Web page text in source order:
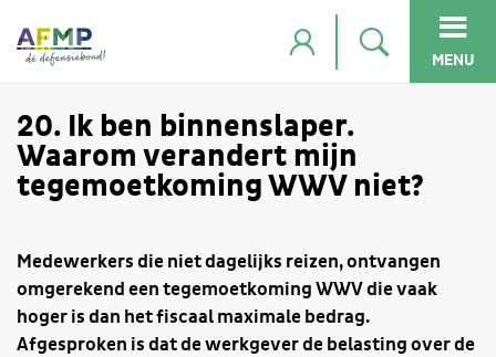
MENU
20. Ik ben binnenslaper.
Waarom verandert mijn
tegemoetkoming WWV niet?
Medewerkers die niet dagelijks reizen, ontvangen
omgerekend een tegemoetkoming WWV die vaak
hoger is dan het fiscaal maximale bedrag.
Afgesproken is dat de werkgever de belasting over de